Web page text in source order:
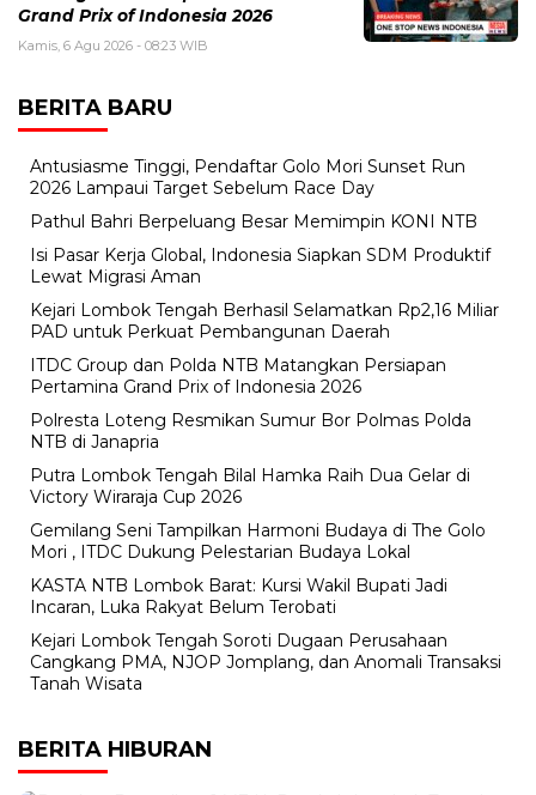
Grand Prix of Indonesia 2026
Kamis, 6 Agu 2026 - 08:23 WIB
BERITA BARU
Antusiasme Tinggi, Pendaftar Golo Mori Sunset Run
2026 Lampaui Target Sebelum Race Day
Pathul Bahri Berpeluang Besar Memimpin KONI NTB
​Isi Pasar Kerja Global, Indonesia Siapkan SDM Produktif
Lewat Migrasi Aman
Kejari Lombok Tengah Berhasil Selamatkan Rp2,16 Miliar
PAD untuk Perkuat Pembangunan Daerah
ITDC Group dan Polda NTB Matangkan Persiapan
Pertamina Grand Prix of Indonesia 2026
Polresta Loteng Resmikan Sumur Bor Polmas Polda
NTB di Janapria
Putra Lombok Tengah Bilal Hamka Raih Dua Gelar di
Victory Wiraraja Cup 2026
Gemilang Seni Tampilkan Harmoni Budaya di The Golo
Mori , ITDC Dukung Pelestarian Budaya Lokal
KASTA NTB Lombok Barat: Kursi Wakil Bupati Jadi
Incaran, Luka Rakyat Belum Terobati
Kejari Lombok Tengah Soroti Dugaan Perusahaan
Cangkang PMA, NJOP Jomplang, dan Anomali Transaksi
Tanah Wisata
BERITA HIBURAN